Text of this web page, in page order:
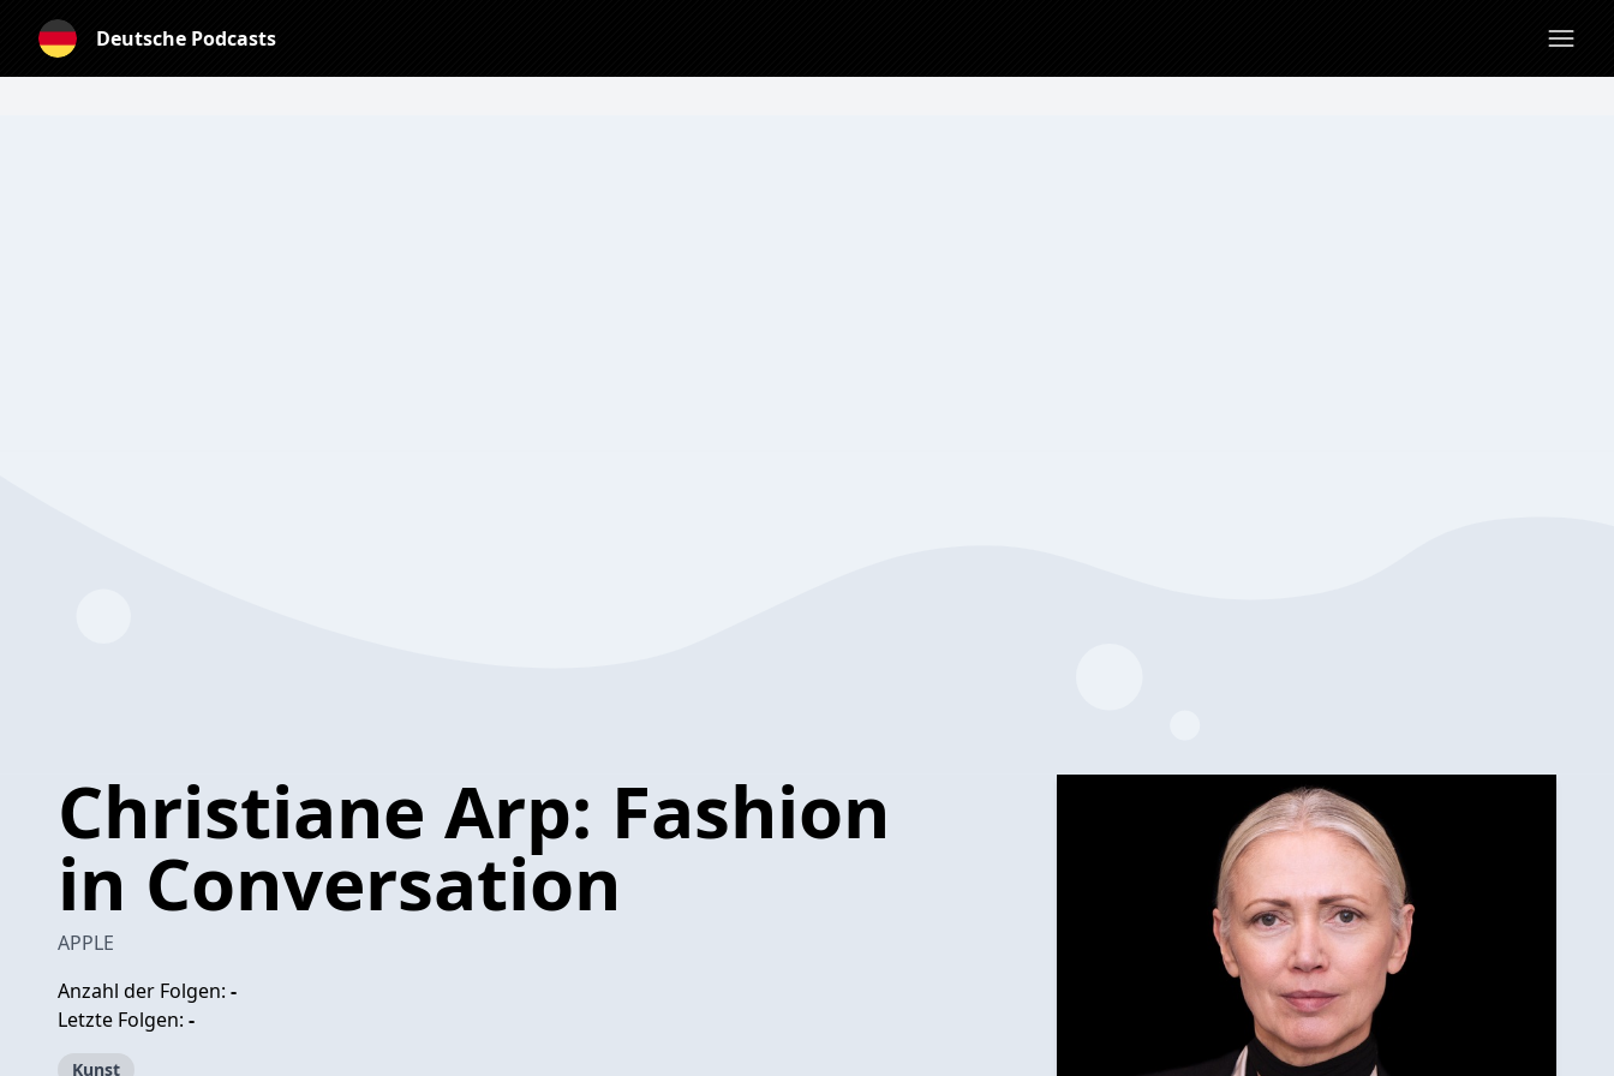
Deutsche Podcasts
Christiane Arp: Fashion
in Conversation
APPLE
Anzahl der Folgen: -
Letzte Folgen: -
Kunst